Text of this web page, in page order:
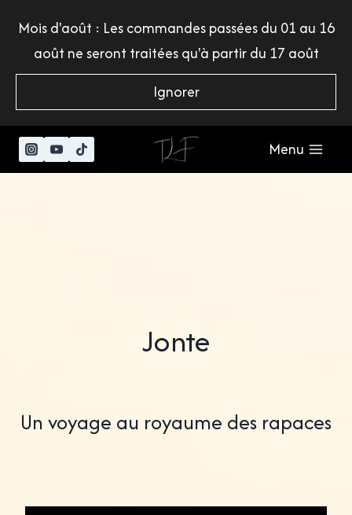
contenu
Mois d'août : Les commandes passées du 01 au 16
août ne seront traitées qu'à partir du 17 août
Ignorer
Menu
Jonte
Un voyage au royaume des rapaces